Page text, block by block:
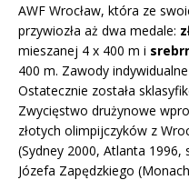
AWF Wrocław, która ze
przywiozła aż dwa medale:
mieszanej 4 x 400 m i
400 m. Zawody
Ostatecznie została
Zwycięstwo drużynowe
złotych olimpijczyków z
(Sydney 2000, Atlanta 1996,
Józefa Zapędzkiego